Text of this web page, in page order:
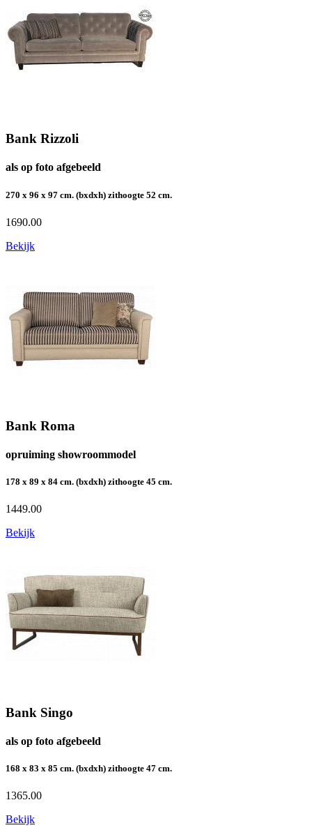
Bank Rizzoli
als op foto afgebeeld
270 x 96 x 97 cm. (bxdxh) zithoogte 52 cm.
1690.00
Bekijk
Bank Roma
opruiming showroommodel
178 x 89 x 84 cm. (bxdxh) zithoogte 45 cm.
1449.00
Bekijk
Bank Singo
als op foto afgebeeld
168 x 83 x 85 cm. (bxdxh) zithoogte 47 cm.
1365.00
Bekijk